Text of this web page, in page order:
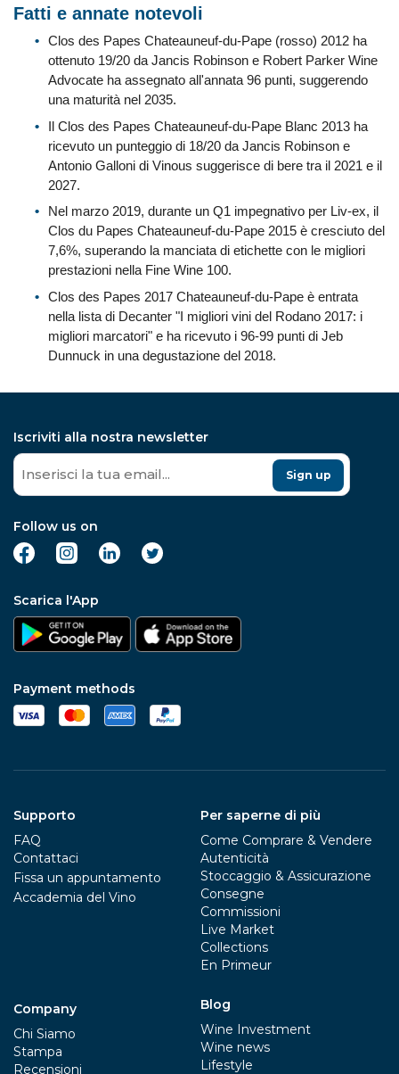
Fatti e annate notevoli
Clos des Papes Chateauneuf-du-Pape (rosso) 2012 ha
ottenuto 19/20 da Jancis Robinson e Robert Parker Wine
Advocate ha assegnato all'annata 96 punti, suggerendo
una maturità nel 2035.
Il Clos des Papes Chateauneuf-du-Pape Blanc 2013 ha
ricevuto un punteggio di 18/20 da Jancis Robinson e
Antonio Galloni di Vinous suggerisce di bere tra il 2021 e il
2027.
Nel marzo 2019, durante un Q1 impegnativo per Liv-ex, il
Clos du Papes Chateauneuf-du-Pape 2015 è cresciuto del
7,6%, superando la manciata di etichette con le migliori
prestazioni nella Fine Wine 100.
Clos des Papes 2017 Chateauneuf-du-Pape è entrata
nella lista di Decanter "I migliori vini del Rodano 2017: i
migliori marcatori" e ha ricevuto i 96-99 punti di Jeb
Dunnuck in una degustazione del 2018.
Iscriviti alla nostra newsletter
Sign up
Follow us on
Scarica l'App
Payment methods
Supporto
FAQ
Contattaci
Fissa un appuntamento
Accademia del Vino
Company
Chi Siamo
Stampa
Recensioni
Per saperne di più
Come Comprare & Vendere
Autenticità
Stoccaggio & Assicurazione
Consegne
Commissioni
Live Market
Collections
En Primeur
Blog
Wine Investment
Wine news
Lifestyle